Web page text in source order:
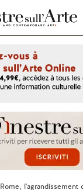
Rome, l'agrandissement